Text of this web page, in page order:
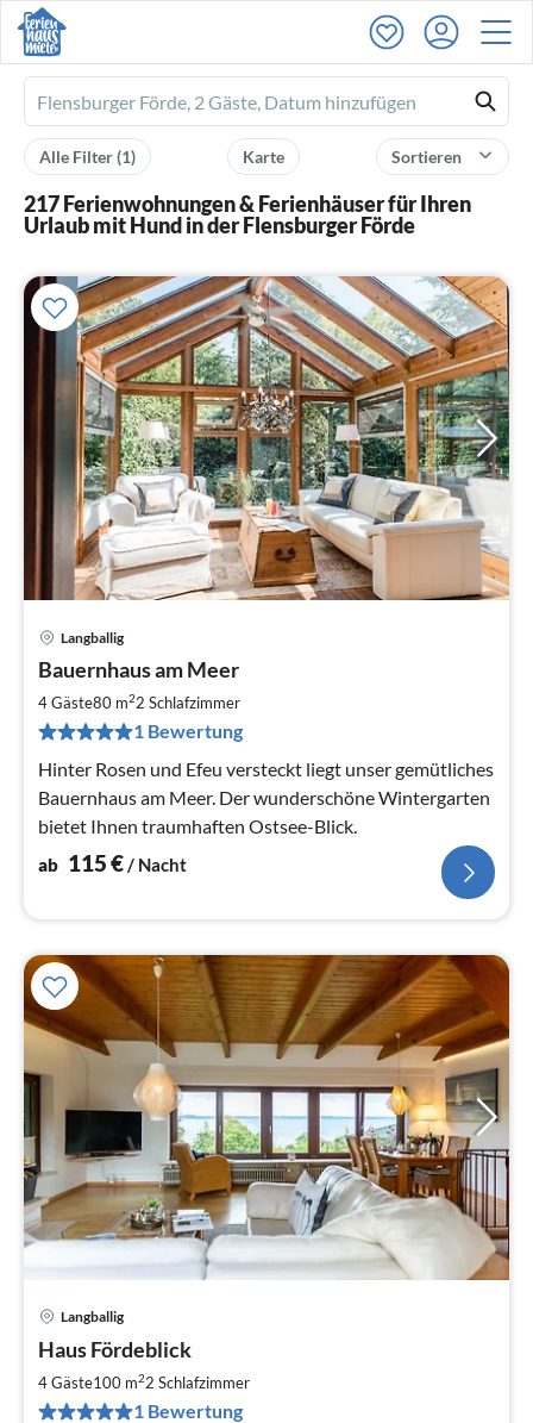
Ferienhausmiete
logo
Sortieren
Karte
Alle Filter(1)
217 Ferienwohnungen & Ferienhäuser für Ihren
Urlaub mit Hund in der Flensburger Förde
Langballig
Bauernhaus am Meer
4 Gäste80 m22 Schlafzimmer
1 Bewertung
Hinter Rosen und Efeu versteckt liegt unser gemütliches
Bauernhaus am Meer. Der wunderschöne Wintergarten
bietet Ihnen traumhaften Ostsee-Blick.
ab 115€/ Nacht
Langballig
Haus Fördeblick
4 Gäste100 m22 Schlafzimmer
1 Bewertung